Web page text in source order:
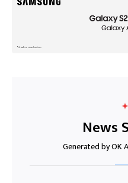
News
Generated by OK